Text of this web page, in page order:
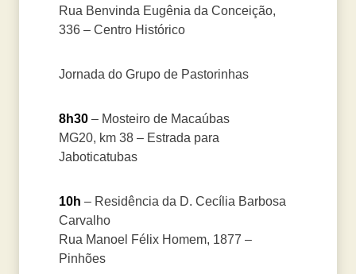
Rua Benvinda Eugênia da Conceição,
336 – Centro Histórico
Jornada do Grupo de Pastorinhas
8h30 – Mosteiro de Macaúbas
MG20, km 38 – Estrada para
Jaboticatubas
10h – Residência da D. Cecília Barbosa
Carvalho
Rua Manoel Félix Homem, 1877 –
Pinhões